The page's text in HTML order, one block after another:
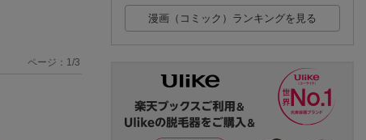
ページ： 1/3
漫画（コミック）ランキングを見る